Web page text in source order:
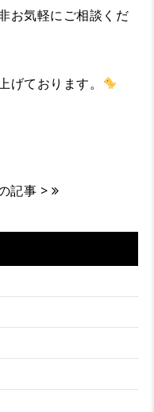
お気軽にご相談くだ
げております。
記事 >